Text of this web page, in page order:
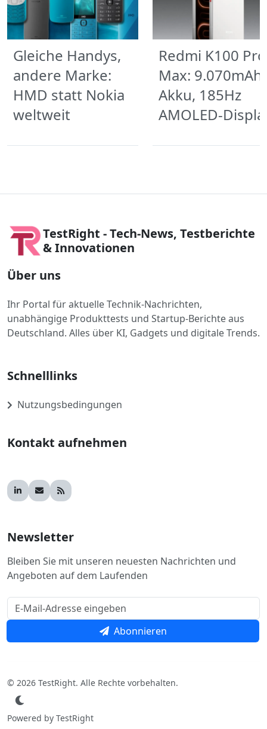
Gleiche Handys,
andere Marke:
HMD statt Nokia
weltweit
Redmi K100 Pro
Max: 9.070mAh
Akku, 185Hz
AMOLED-
TestRight - Tech-News, Testberichte
& Innovationen
Über uns
Ihr Portal für aktuelle Technik-Nachrichten,
unabhängige Produkttests und Startup-Berichte aus
Deutschland. Alles über KI, Gadgets und digitale Trends.
Schnelllinks
Nutzungsbedingungen
Kontakt aufnehmen
Newsletter
Bleiben Sie mit unseren neuesten Nachrichten und
Angeboten auf dem Laufenden
Abonnieren
© 2026 TestRight. Alle Rechte vorbehalten.
Powered by TestRight